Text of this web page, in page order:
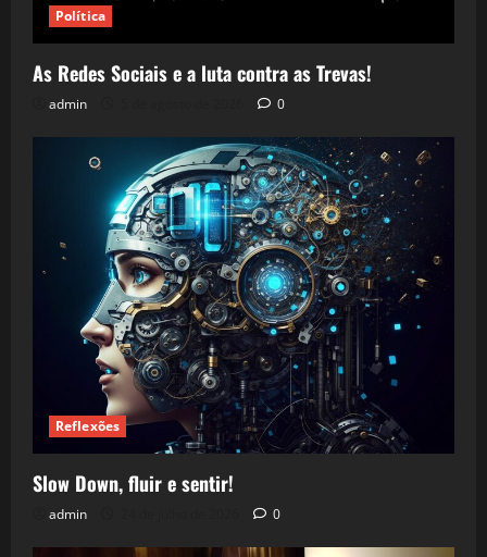
Política
As Redes Sociais e a luta contra as Trevas!
admin 0
Reflexões
Slow Down, fluir e sentir!
admin 0